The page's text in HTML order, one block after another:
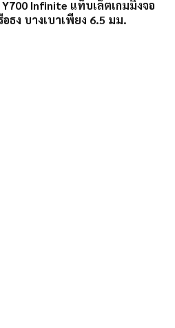
Infinite แท็บเล็ตเกมมิ่งจอ
ธง บางเบาเพียง 6.5 มม.